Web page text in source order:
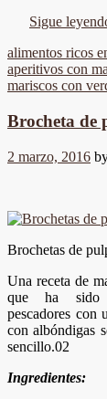
Sigue
alimentos ricos
aperitivos con
mariscos con
Brocheta de
2 marzo, 2016
Brochetas de
Una receta de
que ha sido
pescadores con
con albóndigas
sencillo.02
Ingredientes: